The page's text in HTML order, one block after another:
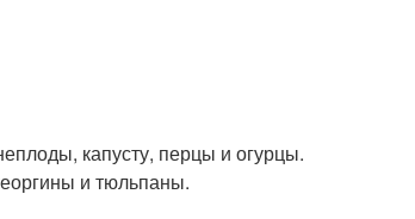
капусту, перцы и огурцы.
и тюльпаны.